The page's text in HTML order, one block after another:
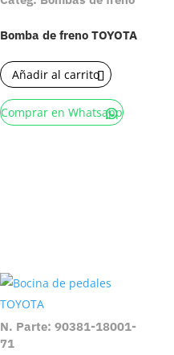
Bomba de freno TOYOTA
Añadir al carrito
Comprar en Whatsapp
N. Parte: 90381-18001-
71